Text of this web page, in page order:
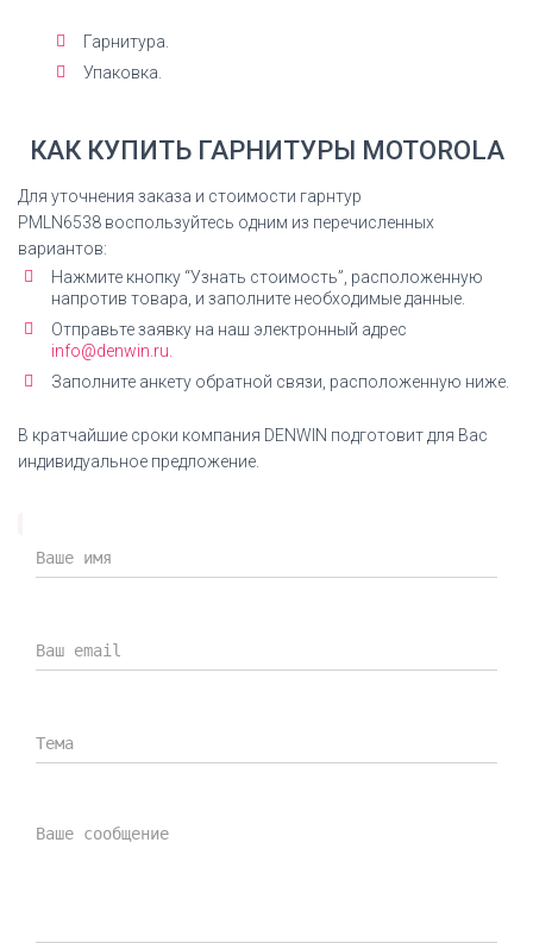
Гарнитура.
Упаковка.
КАК КУПИТЬ ГАРНИТУРЫ MOTOROLA
Для уточнения заказа и стоимости гарнтур
PMLN6538 воспользуйтесь одним из перечисленных
вариантов:
Нажмите кнопку “Узнать стоимость”, расположенную
напротив товара, и заполните необходимые данные.
Отправьте заявку на наш электронный адрес
info@denwin.ru.
Заполните анкету обратной связи, расположенную ниже.
В кратчайшие сроки компания DENWIN подготовит для Вас
индивидуальное предложение.